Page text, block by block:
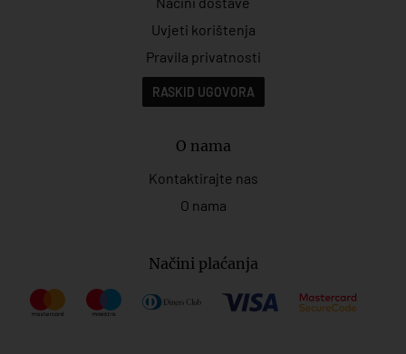
Uvjeti korištenja
Pravila privatnosti
RASKID UGOVORA
O nama
Kontaktirajte nas
O nama
Načini plaćanja